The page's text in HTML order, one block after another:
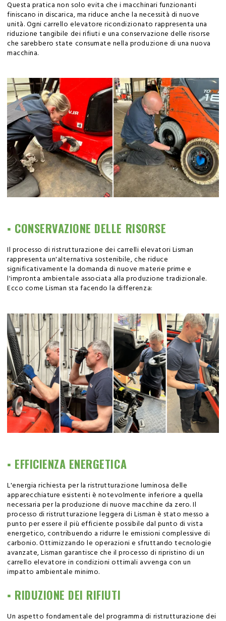
Questa pratica non solo evita che i macchinari funzionanti
finiscano in discarica, ma riduce anche la necessità di nuove
unità. Ogni carrello elevatore ricondizionato rappresenta una
riduzione tangibile dei rifiuti e una conservazione delle risorse
che sarebbero state consumate nella produzione di una nuova
macchina.
▪️ CONSERVAZIONE DELLE RISORSE
Il processo di ristrutturazione dei carrelli elevatori Lisman
rappresenta un'alternativa sostenibile, che riduce
significativamente la domanda di nuove materie prime e
l'impronta ambientale associata alla produzione tradizionale.
Ecco come Lisman sta facendo la differenza:
▪️ EFFICIENZA ENERGETICA
L'energia richiesta per la ristrutturazione luminosa delle
apparecchiature esistenti è notevolmente inferiore a quella
necessaria per la produzione di nuove macchine da zero. Il
processo di ristrutturazione leggera di Lisman è stato messo a
punto per essere il più efficiente possibile dal punto di vista
energetico, contribuendo a ridurre le emissioni complessive di
carbonio. Ottimizzando le operazioni e sfruttando tecnologie
avanzate, Lisman garantisce che il processo di ripristino di un
carrello elevatore in condizioni ottimali avvenga con un
impatto ambientale minimo.
▪️ RIDUZIONE DEI RIFIUTI
Un aspetto fondamentale del programma di ristrutturazione dei